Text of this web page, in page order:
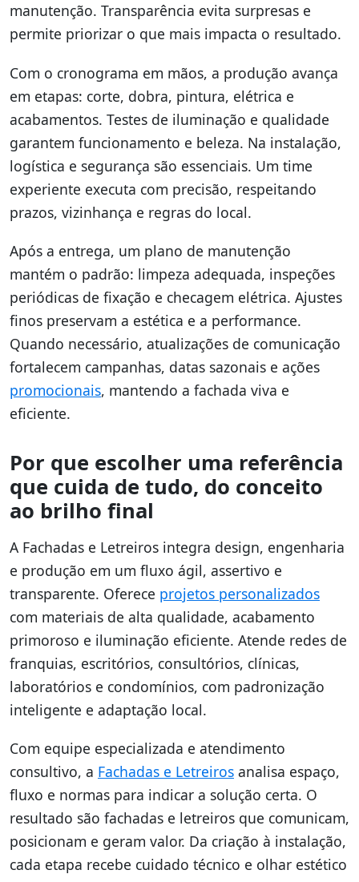
manutenção. Transparência evita surpresas e
permite priorizar o que mais impacta o resultado.
Com o cronograma em mãos, a produção avança
em etapas: corte, dobra, pintura, elétrica e
acabamentos. Testes de iluminação e qualidade
garantem funcionamento e beleza. Na instalação,
logística e segurança são essenciais. Um time
experiente executa com precisão, respeitando
prazos, vizinhança e regras do local.
Após a entrega, um plano de manutenção
mantém o padrão: limpeza adequada, inspeções
periódicas de fixação e checagem elétrica. Ajustes
finos preservam a estética e a performance.
Quando necessário, atualizações de comunicação
fortalecem campanhas, datas sazonais e ações
promocionais, mantendo a fachada viva e
eficiente.
Por que escolher uma referência
que cuida de tudo, do conceito
ao brilho final
A Fachadas e Letreiros integra design, engenharia
e produção em um fluxo ágil, assertivo e
transparente. Oferece projetos personalizados
com materiais de alta qualidade, acabamento
primoroso e iluminação eficiente. Atende redes de
franquias, escritórios, consultórios, clínicas,
laboratórios e condomínios, com padronização
inteligente e adaptação local.
Com equipe especializada e atendimento
consultivo, a Fachadas e Letreiros analisa espaço,
fluxo e normas para indicar a solução certa. O
resultado são fachadas e letreiros que comunicam,
posicionam e geram valor. Da criação à instalação,
cada etapa recebe cuidado técnico e olhar estético